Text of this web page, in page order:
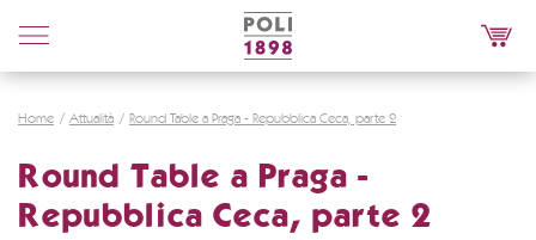
Poli
Distillerie
Home Attualità Round Table a Praga - Repubblica Ceca, parte 2
Round Table a Praga -
Repubblica Ceca, parte 2